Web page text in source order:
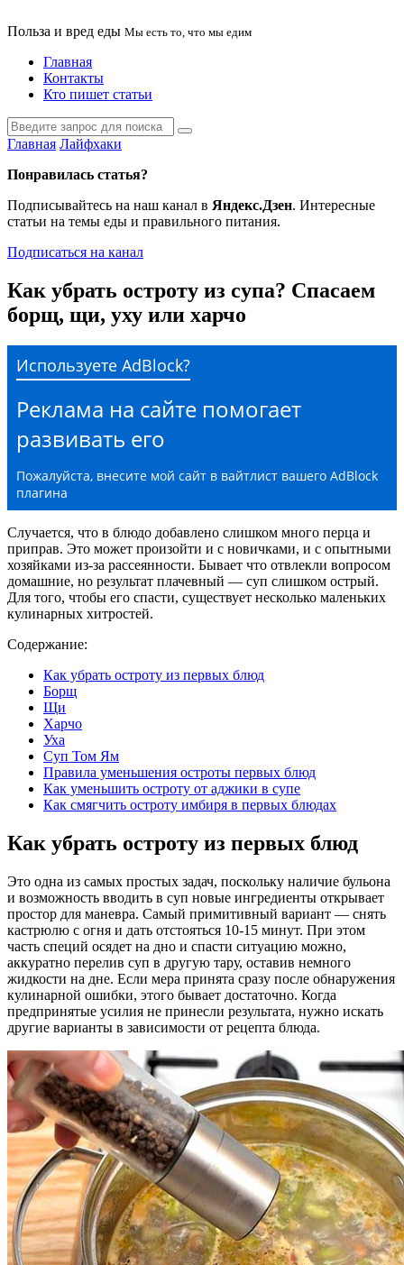
Польза и вред еды Мы есть то, что мы едим
Главная
Контакты
Кто пишет статьи
Главная Лайфхаки
Понравилась статья?
Подписывайтесь на наш канал в Яндекс.Дзен. Интересные
статьи на темы еды и правильного питания.
Подписаться на канал
Как убрать остроту из супа? Спасаем
борщ, щи, уху или харчо
Используете AdBlock?
Реклама на сайте помогает
развивать его
Пожалуйста, внесите мой сайт в вайтлист вашего AdBlock
плагина
Случается, что в блюдо добавлено слишком много перца и
приправ. Это может произойти и с новичками, и с опытными
хозяйками из-за рассеянности. Бывает что отвлекли вопросом
домашние, но результат плачевный — суп слишком острый.
Для того, чтобы его спасти, существует несколько маленьких
кулинарных хитростей.
Содержание:
Как убрать остроту из первых блюд
Борщ
Щи
Харчо
Уха
Суп Том Ям
Правила уменьшения остроты первых блюд
Как уменьшить остроту от аджики в супе
Как смягчить остроту имбиря в первых блюдах
Как убрать остроту из первых блюд
Это одна из самых простых задач, поскольку наличие бульона
и возможность вводить в суп новые ингредиенты открывает
простор для маневра. Самый примитивный вариант — снять
кастрюлю с огня и дать отстояться 10-15 минут. При этом
часть специй осядет на дно и спасти ситуацию можно,
аккуратно перелив суп в другую тару, оставив немного
жидкости на дне. Если мера принята сразу после обнаружения
кулинарной ошибки, этого бывает достаточно. Когда
предпринятые усилия не принесли результата, нужно искать
другие варианты в зависимости от рецепта блюда.